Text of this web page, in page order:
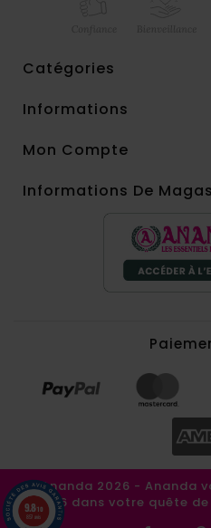
Catégories
Informations
Mon Compte
Informations De
©Ananda 2026 - Ananda
1986 dans votre quête
9.8/10
857 avis